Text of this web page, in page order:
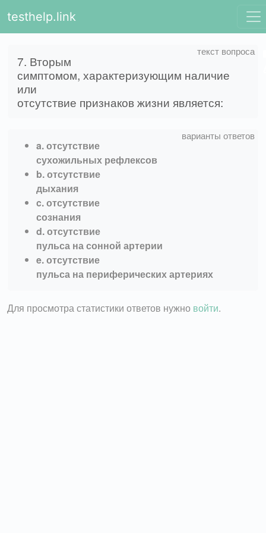
testhelp.link
7. Вторым
симптомом, характеризующим наличие
или
отсутствие признаков жизни является:
a. отсутствие
сухожильных рефлексов
b. отсутствие
дыхания
c. отсутствие
сознания
d. отсутствие
пульса на сонной артерии
e. отсутствие
пульса на периферических артериях
Для просмотра статистики ответов нужно войти.